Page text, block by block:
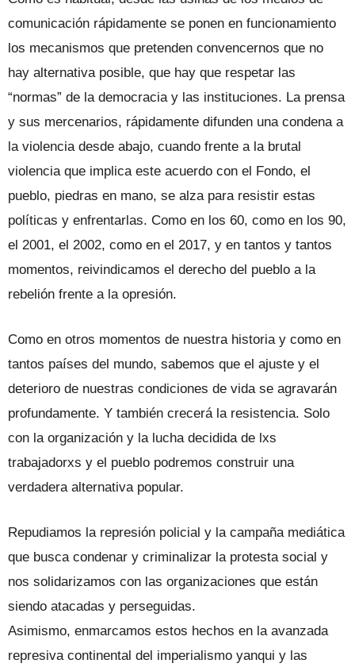
comunicación rápidamente se ponen en funcionamiento
los mecanismos que pretenden convencernos que no
hay alternativa posible, que hay que respetar las
“normas” de la democracia y las instituciones. La prensa
y sus mercenarios, rápidamente difunden una condena a
la violencia desde abajo, cuando frente a la brutal
violencia que implica este acuerdo con el Fondo, el
pueblo, piedras en mano, se alza para resistir estas
políticas y enfrentarlas. Como en los 60, como en los 90,
el 2001, el 2002, como en el 2017, y en tantos y tantos
momentos, reivindicamos el derecho del pueblo a la
rebelión frente a la opresión.
Como en otros momentos de nuestra historia y como en
tantos países del mundo, sabemos que el ajuste y el
deterioro de nuestras condiciones de vida se agravarán
profundamente. Y también crecerá la resistencia. Solo
con la organización y la lucha decidida de lxs
trabajadorxs y el pueblo podremos construir una
verdadera alternativa popular.
Repudiamos la represión policial y la campaña mediática
que busca condenar y criminalizar la protesta social y
nos solidarizamos con las organizaciones que están
siendo atacadas y perseguidas.
Asimismo, enmarcamos estos hechos en la avanzada
represiva continental del imperialismo yanqui y las